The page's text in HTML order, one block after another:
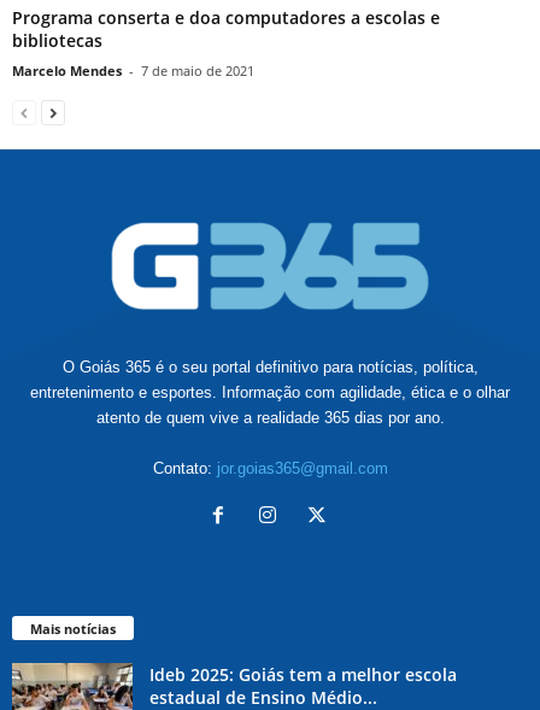
Programa conserta e doa computadores a escolas e
bibliotecas
Marcelo Mendes - 7 de maio de 2021
O Goiás 365 é o seu portal definitivo para notícias, política,
entretenimento e esportes. Informação com agilidade, ética e o olhar
atento de quem vive a realidade 365 dias por ano.
Contato: jor.goias365@gmail.com
Mais notícias
Ideb 2025: Goiás tem a melhor escola
estadual de Ensino Médio...